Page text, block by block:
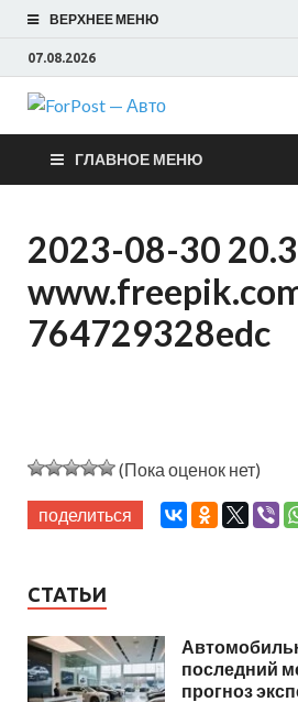
ВЕРХНЕЕ МЕНЮ
07.08.2026
Авто
ГЛАВНОЕ МЕНЮ
2023-08-30
764729328edc
(Пока оценок нет)
поделиться
СТАТЬИ
последний
прогноз